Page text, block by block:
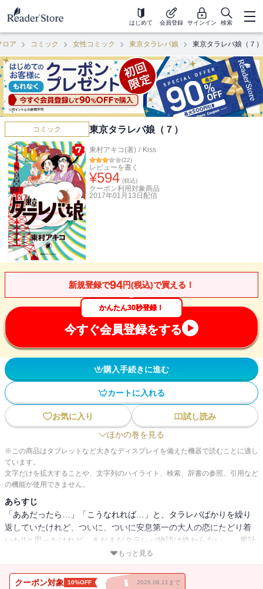
はじめて 会員登録 サインイン 検索
ロア コミック 女性コミック 東京タラレバ娘 東京タラレバ娘（７）
コミック 東京タラレバ娘（７）
東村アキコ(著) / Kiss
(22)
レビューを書く
¥594 (税込)
クーポン利用対象商品
2017年01月13日 配信
新規登録で94円(税込)で買える！
かんたん30秒登録！
今すぐ会員登録をする
購入手続きに進む
カートに入れる
お気に入り
試し読み
ほかの巻を見る
※この商品はタブレットなど大きなディスプレイを備えた機器で読むことに適し
ています。
文字だけを拡大することや、文字列のハイライト、検索、辞書の参照、引用など
の機能が使用できません。
あらすじ
「ああだったら…」「こうなれれば…」と、タラレバばかりを繰り
返していたけれど、ついに、ついに安息第一の大人の恋にたどり着
いた!!と思ったけれど、まだまだタラレバ物語は終わらない…。累計
２６０万部突破＆実写ドラマ化の超人気作、最新刊！
もっと見る
クーポン対象 10%OFF 2026.08.11まで